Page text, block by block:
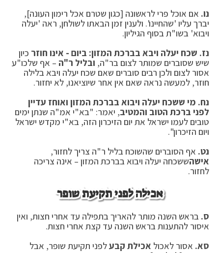
נו. אם אוכל פרי לראשונה [כגון שטרם אכל רימון העונה],
יברך עליו 'שהחיינו'. ולענין זמן הבאתו לשולחן, ראה 'יעלה
ויבוא' בשו"ת בסוף הגיליון.
נז. שכח יעלה ויבא בברכת המזון: ביום - אינו חוזר כיון
שיש שסוברים שמותר לצום בר"ה, ובליל ר"ה – אף שלכו"ע
אסור לצום ולכן רבים סוברים שאם שכח יעלה ויבא בלילה
חוזר, למעשה נראה שאם אין אחר שיוציאנו, לא יחזור.
נח. מי ששכח יעלה ויבוא בברכת המזון ואוחז עדיין
לפני ברכת הטוב והמטיב, יאמר: "בא"י אמ"ה שנתן ימים
טובים לעמו ישראל את יום הזיכרון הזה, בא"י מקדש ישראל
ויום הזיכרון".
נט. אף הסוברים שהשוכח בליל ר"ה צריך לחזור,
אישהששכחה יעלה ויבוא בברכת המזון – אינה צריכה
לחזור.
אכילה לפני תקיעת שופר
ס. בראש השנה מותר להאריך בתפילה עד אחרי חצות, ואין
איסור להתענות בראש השנה עד קצת אחרי חצות.
סא. אסור לאכול אכילת קבעלפני תקיעת שופר, אבל